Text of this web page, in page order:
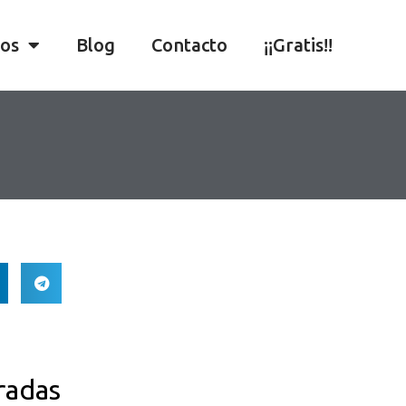
Blog Contacto ¡¡Gratis!!